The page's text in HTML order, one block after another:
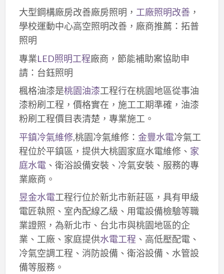
大型鋼構廠房改善廠房照明， 工廠照明改善，
學校運動中心高空照明改善，廠商推薦：拓普
照明
專業LED照明工程廠商，節能補助案協助申
請：台鈺照明
楓格油漆是桃園油漆工程行在桃園地區從事油
漆粉刷工程，價格實在，施工工期準確，油漆
粉刷工程價目表清楚，專業施工。
平鎮冷氣維修,桃園冷氣維修： 金豐水電冷氣工
程位於平鎮區，提供大桃園家庭水電維修、 家
庭水電、衛浴設備安裝、冷氣安裝、服務的專
業廠商。
昱金水電工程行位於新北市新莊區，具有甲級
電匠執照、室內配線乙級、用電設備檢驗等職
業證照，為新北市、台北市與桃園地區的企
業、工廠、家庭提供水電工程 、高低壓配電、
冷氣空調工程、消防設備、衛浴設備、水管設
備等服務。